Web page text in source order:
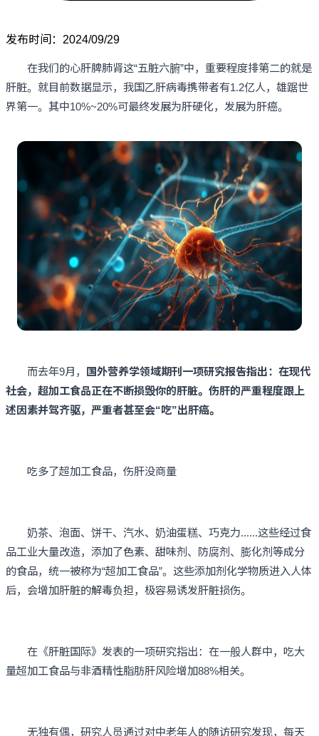
发布时间：2024/09/29
在我们的心肝脾肺肾这“五脏六腑”中，重要程度排第二的就是
肝脏。就目前数据显示，我国乙肝病毒携带者有1.2亿人，雄踞世
界第一。其中10%~20%可最终发展为肝硬化，发展为肝癌。
而去年9月， 国外营养学领域期刊一项研究报告指出：在现代
社会，超加工食品正在不断损毁你的肝脏。伤肝的严重程度跟上
述因素并驾齐驱，严重者甚至会“吃”出肝癌。
吃多了超加工食品，伤肝没商量
奶茶、泡面、饼干、汽水、奶油蛋糕、巧克力......这些经过食
品工业大量改造，添加了色素、甜味剂、防腐剂、膨化剂等成分
的食品，统一被称为“超加工食品”。这些添加剂化学物质进入人体
后，会增加肝脏的解毒负担，极容易诱发肝脏损伤。
在《肝脏国际》发表的一项研究指出：在一般人群中，吃大
量超加工食品与非酒精性脂肪肝风险增加88%相关。
无独有偶，研究人员通过对中老年人的随访研究发现，每天